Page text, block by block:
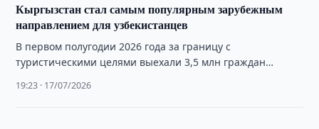
Кыргызстан стал самым популярным зарубежным
направлением для узбекистанцев
В первом полугодии 2026 года за границу с
туристическими целями выехали 3,5 млн граждан
Кыргызстан.
19:23 · 17/07/2026